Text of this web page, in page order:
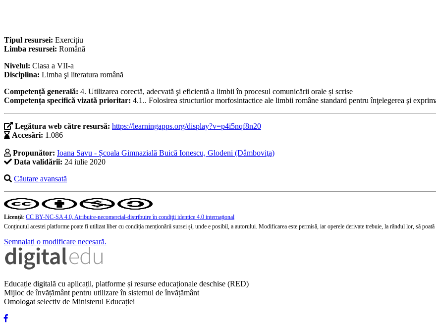
Tipul resursei: Exercițiu
Limba resursei: Română
Nivelul: Clasa a VII-a
Disciplina: Limba şi literatura română
Competență generală: 4. Utilizarea corectă, adecvată şi eficientă a limbii în procesul comunicării orale și scrise
Competența specifică vizată prioritar: 4.1.. Folosirea structurilor morfosintactice ale limbii române standard pentru înţelegerea şi
Legătura web către resursă: https://learningapps.org/display?v=p4i5nqf8n20
Accesări: 1.086
Propunător: Ioana Savu - Școala Gimnazială Buică Ionescu, Glodeni (Dâmboviţa)
Data validării: 24 iulie 2020
Căutare avansată
Licență: CC BY-NC-SA 4.0, Atribuire-necomercial-distribuire în condiţii identice 4.0 internațional
Conținutul acestei platforme poate fi utilizat liber cu condiția menționării sursei și, unde e posibil, a autorului. Modificarea este permisă, iar operele derivate trebuie, la rândul lor, să
Semnalați o modificare necesară.
Educație digitală cu aplicații, platforme și resurse educaționale deschise (RED)
Mijloc de învățământ pentru utilizare în sistemul de învățământ
Omologat selectiv de Ministerul Educației